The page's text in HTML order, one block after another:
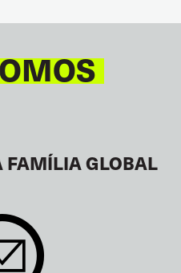
FAMÍLIA GLOBAL